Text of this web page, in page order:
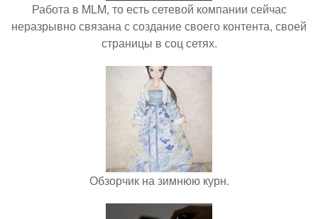
Работа в MLM, то есть сетевой компании сейчас
неразрывно связана с создание своего контента, своей
страницы в соц сетях.
Обзорчик на зимнюю курн.